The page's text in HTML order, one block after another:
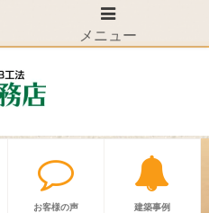
お客様の声 建築事例
メニュー